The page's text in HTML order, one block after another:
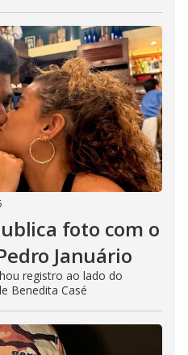
foto com o
Januário
registro ao lado do
Benedita Casé